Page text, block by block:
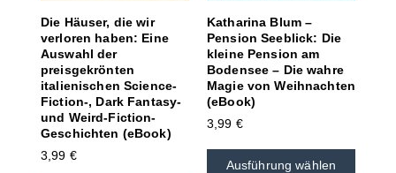
Die Häuser, die wir
verloren haben: Eine
Auswahl der
preisgekrönten
italienischen Science-
Fiction-, Dark Fantasy-
und Weird-Fiction-
Geschichten (eBook)
3,99 €
Katharina Blum –
Pension Seeblick: Die
kleine Pension am
Bodensee – Die wahre
Magie von Weihnachten
(eBook)
3,99 €
Ausführung wählen